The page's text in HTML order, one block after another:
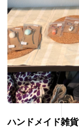
ハンドメイド雑貨